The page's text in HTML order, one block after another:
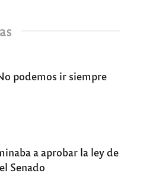
podemos ir siempre
a aprobar la ley de
Senado